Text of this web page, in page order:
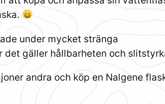
under mycket stränga
gäller hållbarheten och
andra och köp en Nalgene